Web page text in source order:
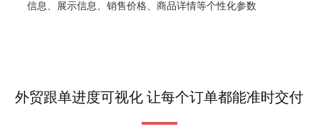
信息、展示信息、销售价格、商品详情等个性化参数
外贸跟单进度可视化 让每个订单都能准时交付